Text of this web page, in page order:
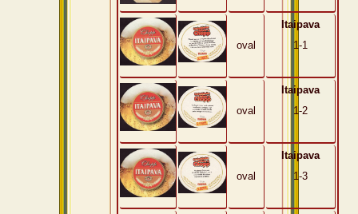
oval
Itaipava
1-1
oval
Itaipava
1-2
oval
Itaipava
1-3